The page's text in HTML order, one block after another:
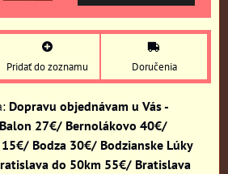
Pridať do zoznamu Doručenia
Dopravu objednávam u Vás -
27€/ Bernolákovo 40€/
Bodza 30€/ Bodzianske Lúky
do 50km 55€/ Bratislava